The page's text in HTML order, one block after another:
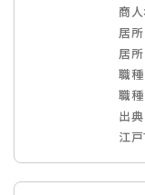
商
居所
居所
職種
職種
出
江